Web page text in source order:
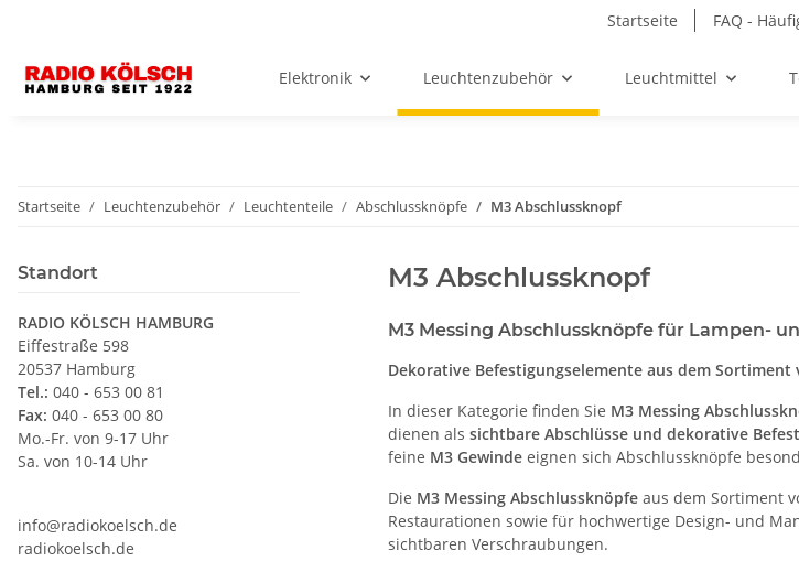
Startseite FAQ -
Elektronik Leuchtenzubehör Leuchtmittel
Startseite Leuchtenzubehör Leuchtenteile Abschlussknöpfe M3 Abschlussknopf
M3 Abschlussknopf
M3 Messing Abschlussknöpfe für Lampen-
Dekorative Befestigungselemente aus dem Sortiment
In dieser Kategorie finden Sie M3 Messing
dienen als sichtbare Abschlüsse und dekorative
feine M3 Gewinde eignen sich Abschlussknöpfe
Die M3 Messing Abschlussknöpfe aus dem Sortiment
Restaurationen sowie für hochwertige Design- und
sichtbaren Verschraubungen.
Standort
RADIO KÖLSCH HAMBURG
Eiffestraße 598
20537 Hamburg
Tel.: 040 - 653 00 81
Fax: 040 - 653 00 80
Mo.-Fr. von 9-17 Uhr
Sa. von 10-14 Uhr
info@radiokoelsch.de
radiokoelsch.de